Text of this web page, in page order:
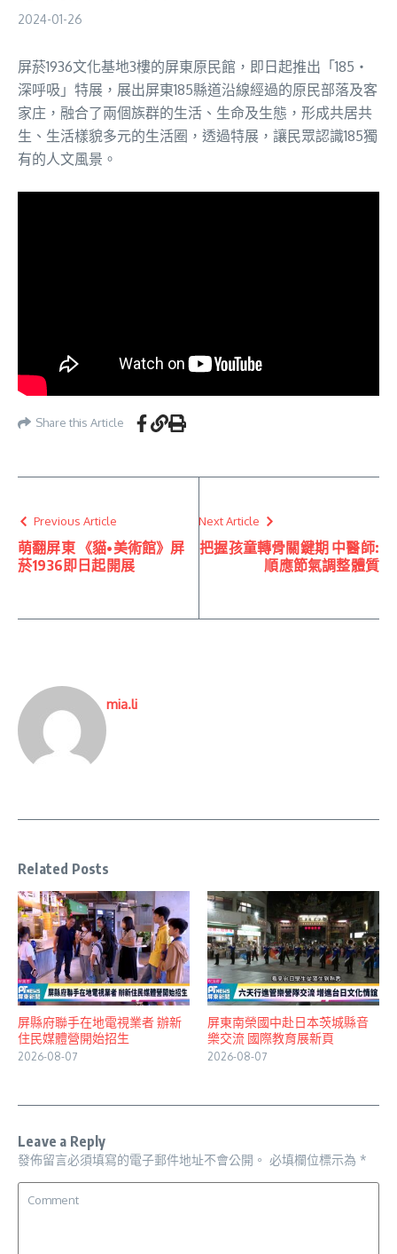
2024-01-26
屏菸1936文化基地3樓的屏東原民館，即日起推出「185‧
深呼吸」特展，展出屏東185縣道沿線經過的原民部落及客
家庄，融合了兩個族群的生活、生命及生態，形成共居共
生、生活樣貌多元的生活圈，透過特展，讓民眾認識185獨
有的人文風景。
Share this Article
Previous Article
萌翻屏東 《貓•美術館》屏
菸1936即日起開展
Next Article
把握孩童轉骨關鍵期 中醫師:
順應節氣調整體質
mia.li
Related Posts
屏縣府聯手在地電視業者 辦新
住民媒體營開始招生
2026-08-07
屏東南榮國中赴日本茨城縣音
樂交流 國際教育展新頁
2026-08-07
Leave a Reply
發佈留言必須填寫的電子郵件地址不會公開。 必填欄位標示為 *